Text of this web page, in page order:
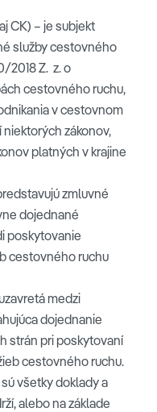
CK) – je subjekt
služby cestovného
2018 Z. z. o
cestovného ruchu,
v cestovnom
zákonov,
platných v krajine
zmluvné
dojednané
poskytovanie
cestovného ruchu
medzi
dojednanie
strán pri poskytovaní
cestovného ruchu.
všetky doklady a
alebo na základe